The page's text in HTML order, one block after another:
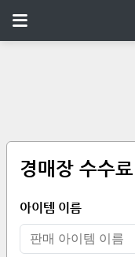
경매장 수수료
아이템 이름